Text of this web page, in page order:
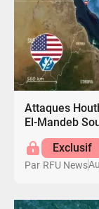
Attaques
El-Mandeb
Exclusif
Par RFU News